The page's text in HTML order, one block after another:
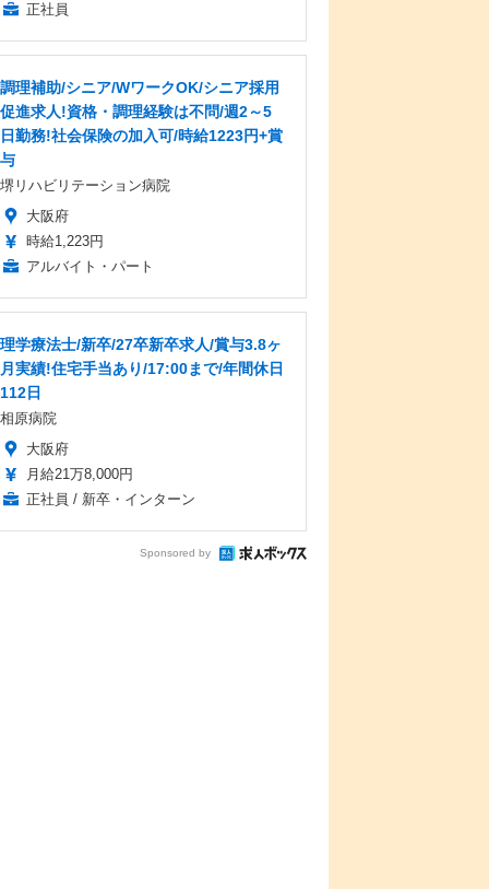
正社員
調理補助/シニア/WワークOK/シニア採用
促進求人!資格・調理経験は不問/週2～5
日勤務!社会保険の加入可/時給1223円+賞
与
堺リハビリテーション病院
大阪府
時給1,223円
アルバイト・パート
理学療法士/新卒/27卒新卒求人/賞与3.8ヶ
月実績!住宅手当あり/17:00まで/年間休日
112日
相原病院
大阪府
月給21万8,000円
正社員 / 新卒・インターン
Sponsored by